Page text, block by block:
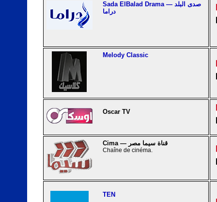
Sada ElBalad Drama — صدى البلد
دراما
Melody Classic
Oscar TV
Cima — قناة سيما مصر
Chaîne de cinéma.
TEN